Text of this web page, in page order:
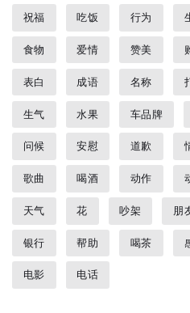
祝福 吃饭 行为
食物 爱情 赞美
表白 成语 名称
生气 水果 车品牌
问候 安慰 道歉
歌曲 喝酒 动作
天气 花 吵架 朋
银行 帮助 喝茶
电影 电话